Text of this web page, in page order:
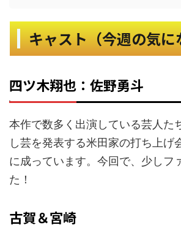
キャスト（今週の気に
四ツ木翔也：佐野勇斗
本作で数多く出演している芸人た
し芸を発表する米田家の打ち上げ
に成っています。今回で、少しフ
た！
古賀＆宮崎